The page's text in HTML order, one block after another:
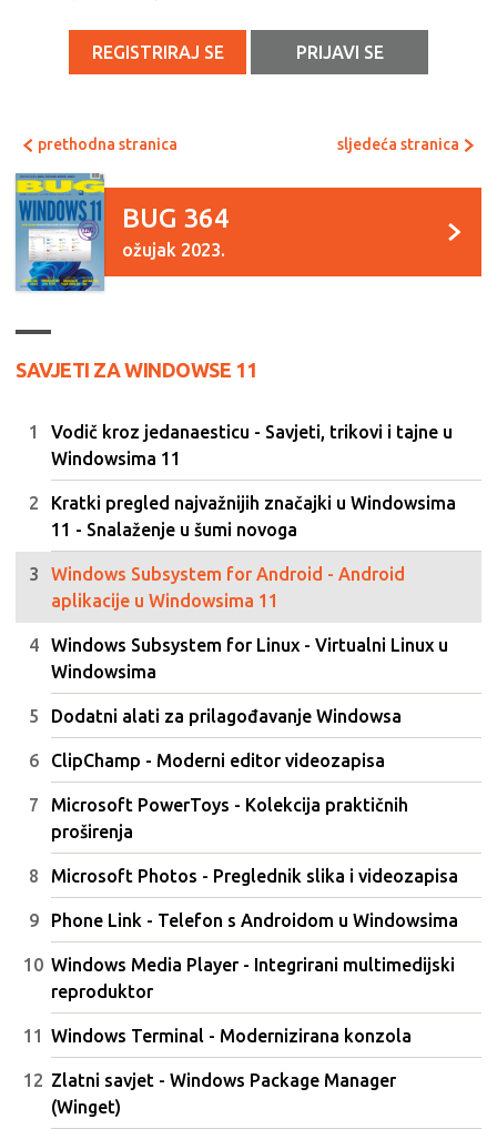
REGISTRIRAJ SE PRIJAVI SE
prethodna stranica sljedeća stranica
BUG 364
ožujak 2023.
SAVJETI ZA WINDOWSE 11
Vodič kroz jedanaesticu - Savjeti, trikovi i tajne u
Windowsima 11
Kratki pregled najvažnijih značajki u Windowsima
11 - Snalaženje u šumi novoga
Windows Subsystem for Android - Android
aplikacije u Windowsima 11
Windows Subsystem for Linux - Virtualni Linux u
Windowsima
Dodatni alati za prilagođavanje Windowsa
ClipChamp - Moderni editor videozapisa
Microsoft PowerToys - Kolekcija praktičnih
proširenja
Microsoft Photos - Preglednik slika i videozapisa
Phone Link - Telefon s Androidom u Windowsima
Windows Media Player - Integrirani multimedijski
reproduktor
Windows Terminal - Modernizirana konzola
Zlatni savjet - Windows Package Manager
(Winget)